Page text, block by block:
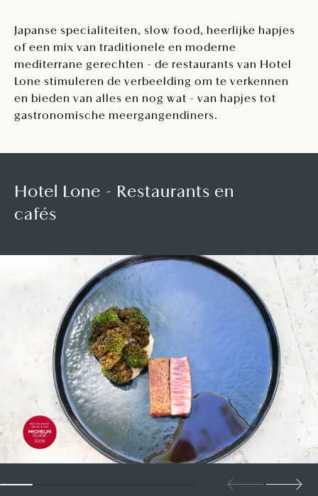
Japanse specialiteiten, slow food, heerlijke hapjes
of een mix van traditionele en moderne
mediterrane gerechten - de restaurants van Hotel
Lone stimuleren de verbeelding om te verkennen
en bieden van alles en nog wat - van hapjes tot
gastronomische meergangendiners.
Hotel Lone - Restaurants en
cafés